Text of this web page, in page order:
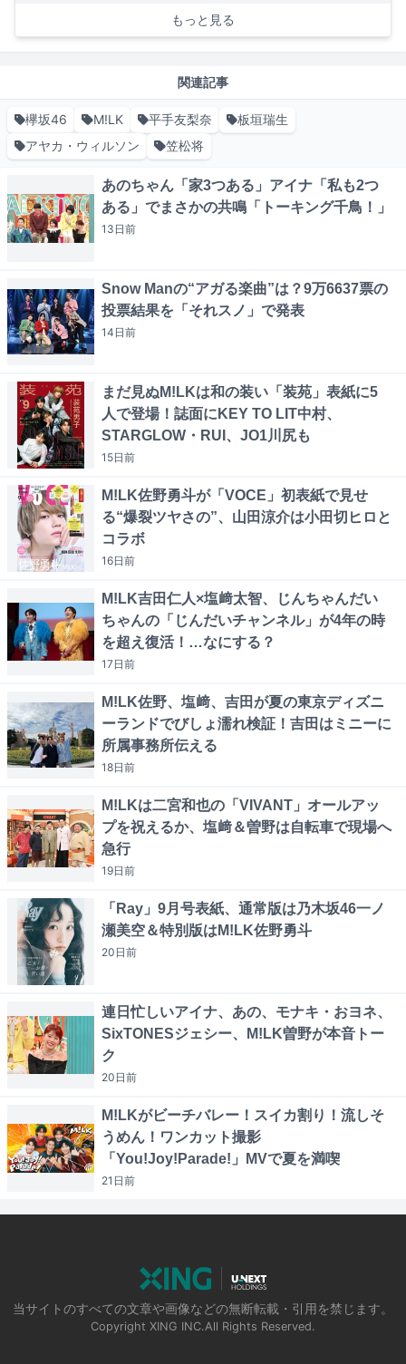
もっと見る
関連記事
欅坂46 M!LK 平手友梨奈
板垣瑞生
アヤカ・ウィルソン
笠松将
あのちゃん「家3つある」アイナ「私も2つ
ある」でまさかの共鳴「トーキング千鳥！」
13日前
Snow Manの“アガる楽曲”は？9万6637票の
投票結果を「それスノ」で発表
14日前
まだ見ぬM!LKは和の装い「装苑」表紙に5
人で登場！誌面にKEY TO LIT中村、
STARGLOW・RUI、JO1川尻も
15日前
M!LK佐野勇斗が「VOCE」初表紙で見せ
る“爆裂ツヤさの”、山田涼介は小田切ヒロと
コラボ
16日前
M!LK吉田仁人×塩﨑太智、じんちゃんだい
ちゃんの「じんだいチャンネル」が4年の時
を超え復活！…なにする？
17日前
M!LK佐野、塩﨑、吉田が夏の東京ディズニ
ーランドでびしょ濡れ検証！吉田はミニーに
所属事務所伝える
18日前
M!LKは二宮和也の「VIVANT」オールアッ
プを祝えるか、塩﨑＆曽野は自転車で現場へ
急行
19日前
「Ray」9月号表紙、通常版は乃木坂46一ノ
瀬美空＆特別版はM!LK佐野勇斗
20日前
連日忙しいアイナ、あの、モナキ・おヨネ、
SixTONESジェシー、M!LK曽野が本音トー
ク
20日前
M!LKがビーチバレー！スイカ割り！流しそ
うめん！ワンカット撮影
「You!Joy!Parade!」MVで夏を満喫
21日前
当サイトのすべての文章や画像などの無断転載・引用を禁じます。
Copyright XING INC.All Rights Reserved.